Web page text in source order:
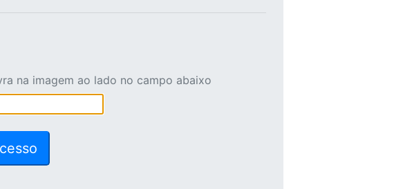
na imagem ao lado no campo abaixo